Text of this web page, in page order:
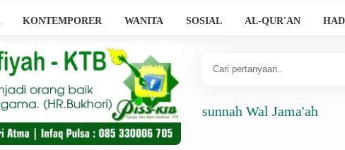
KONTEMPORER WANITA SOSIAL AL-QUR'AN
Ahlussunnah Wal Jama'ah